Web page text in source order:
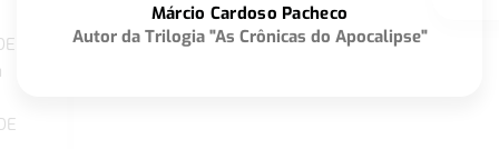
Márcio Cardoso Pacheco
Autor da Trilogia "As Crônicas do Apocalipse"